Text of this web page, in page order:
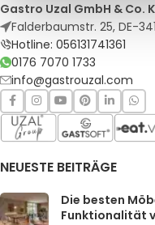
Gastro Uzal GmbH & Co.
Falderbaumstr. 25, DE-
Hotline: 056131741361
0176 7070 1733
info@gastrouzal.com
NEUESTE BEITRÄGE
Die besten
Funktionalität